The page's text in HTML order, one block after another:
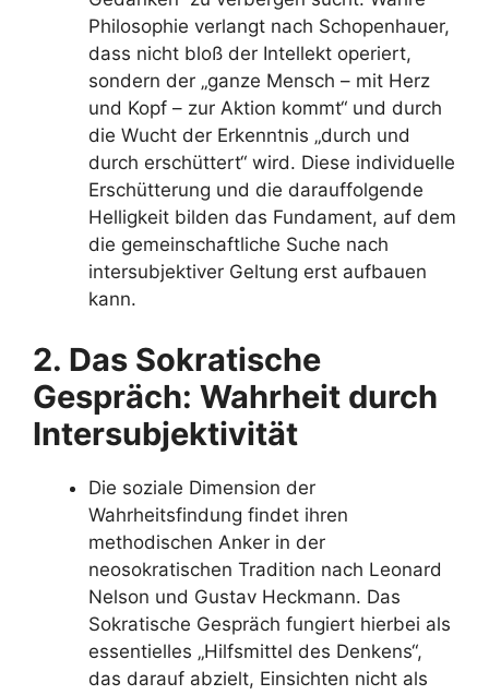
Philosophie verlangt nach Schopenhauer,
dass nicht bloß der Intellekt operiert,
sondern der „ganze Mensch – mit Herz
und Kopf – zur Aktion kommt“ und durch
die Wucht der Erkenntnis „durch und
durch erschüttert“ wird. Diese individuelle
Erschütterung und die darauffolgende
Helligkeit bilden das Fundament, auf dem
die gemeinschaftliche Suche nach
intersubjektiver Geltung erst aufbauen
kann.
2. Das Sokratische
Gespräch: Wahrheit durch
Intersubjektivität
Die soziale Dimension der
Wahrheitsfindung findet ihren
methodischen Anker in der
neosokratischen Tradition nach Leonard
Nelson und Gustav Heckmann. Das
Sokratische Gespräch fungiert hierbei als
essentielles „Hilfsmittel des Denkens“,
das darauf abzielt, Einsichten nicht als